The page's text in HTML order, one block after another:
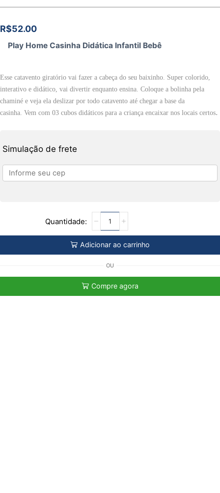
R$52.00
Play Home Casinha Didática Infantil Bebê
Esse catavento giratório vai fazer a cabeça do seu baixinho. Super colorido,
interativo e didático, vai divertir enquanto ensina. Coloque a bolinha pela
chaminé e veja ela deslizar por todo catavento até chegar a base da
casinha. Vem com 03 cubos didáticos para a criança encaixar nos locais certos.
Simulação de frete
Adicionar ao carrinho
OU
Compre agora